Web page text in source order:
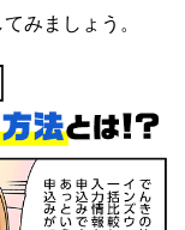
みましょう。